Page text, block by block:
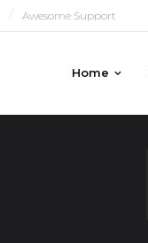
Awesome Support
Home